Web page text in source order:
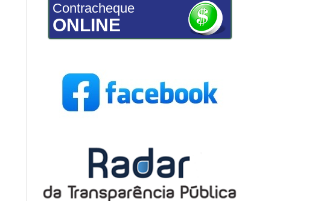
Contracheque
ONLINE